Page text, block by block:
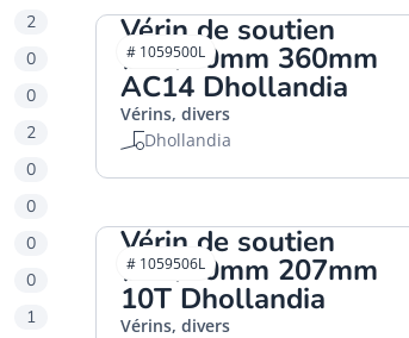
2
0
0
2
0
0
0
0
1
Vérin de soutien
Ø40/60mm 360mm
AC14 Dhollandia
Vérins, divers
Dhollandia
# 1059500L
Vérin de soutien
Ø40/70mm 207mm
10T Dhollandia
Vérins, divers
# 1059506L